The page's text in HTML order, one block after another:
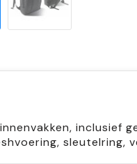
inclusief
sleutelring,